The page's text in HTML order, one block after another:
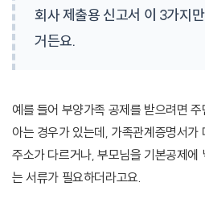
회사 제출용 신고서 이 3가지
거든요.
예를 들어 부양가족 공제를 받으려면
아는 경우가 있는데, 가족관계증명서가
주소가 다르거나, 부모님을 기본공제에
는 서류가 필요하더라고요.